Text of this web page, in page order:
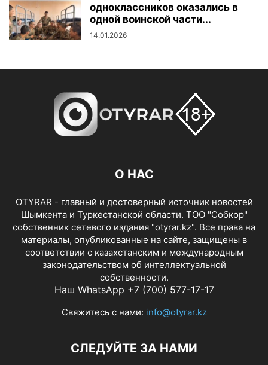
одноклассников оказались в
одной воинской части...
14.01.2026
О НАС
OTYRAR - главный и достоверный источник новостей
Шымкента и Туркестанской области. ТОО "Собкор"
собственник сетевого издания "otyrar.kz". Все права на
материалы, опубликованные на сайте, защищены в
соответствии с казахстанским и международным
законодательством об интеллектуальной
собственности.
Наш WhatsApp +7 (700) 577-17-17
Свяжитесь с нами: info@otyrar.kz
СЛЕДУЙТЕ ЗА НАМИ